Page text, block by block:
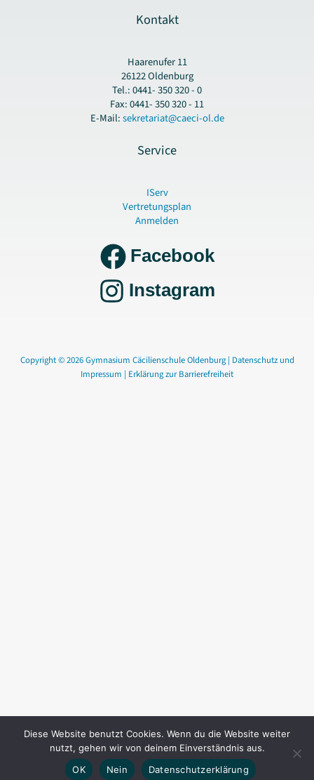
Kontakt
Haarenufer 11
26122 Oldenburg
Tel.: 0441- 350 320 - 0
Fax: 0441- 350 320 - 11
E-Mail:sekretariat@caeci-ol.de
Service
IServ
Vertretungsplan
Anmelden
Facebook
Instagram
Copyright © 2026 Gymnasium Cäcilienschule Oldenburg | Datenschutz und
Impressum | Erklärung zur Barrierefreiheit
Diese Website benutzt Cookies. Wenn du die Website weiter
nutzt, gehen wir von deinem Einverständnis aus.
OK
Nein Datenschutzerklärung